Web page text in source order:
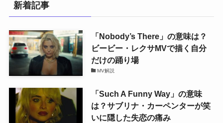
新着記事
「Nobody’s There」の意味は？
ビービー・レクサMVで描く自分
だけの踊り場
MV解説
「Such A Funny Way」の意味
は？サブリナ・カーペンターが笑
いに隠した失恋の痛み